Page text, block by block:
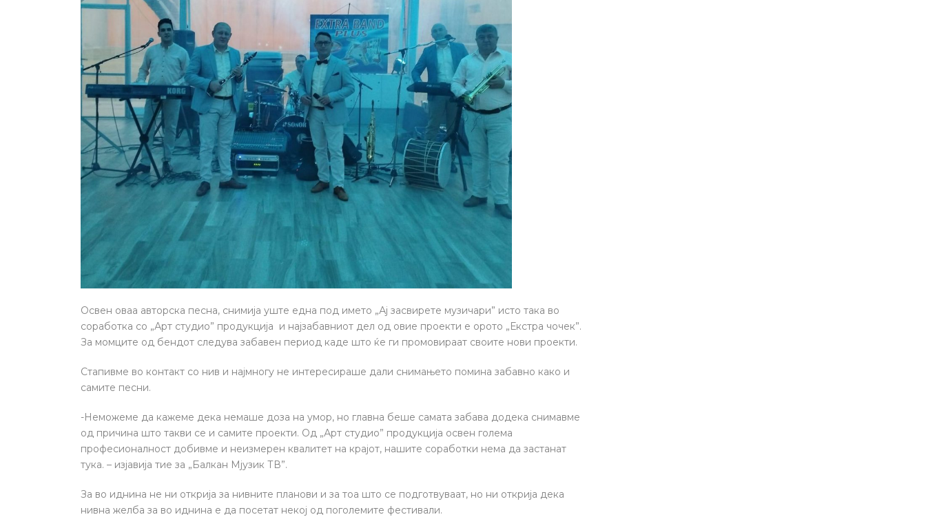
Освен оваа авторска песна, снимија уште една под името „Ај засвирете музичари” исто така во
соработка со „Арт студио” продукција и најзабавниот дел од овие проекти е орото „Екстра чочек”.
За момците од бендот следува забавен период каде што ќе ги промовираат своите нови проекти.
Стапивме во контакт со нив и најмногу не интересираше дали снимањето помина забавно како и
самите песни.
-Неможеме да кажеме дека немаше доза на умор, но главна беше самата забава додека снимавме
од причина што такви се и самите проекти. Од „Арт студио” продукција oсвен голема
професионалност добивме и неизмерен квалитет на крајот, нашите соработки нема да застанат
тука. – изјавија тие за „Балкан Мјузик ТВ”.
За во иднина не ни открија за нивните планови и за тоа што се подготвуваат, но ни открија дека
нивна желба за во иднина е да посетат некој од поголемите фестивали.